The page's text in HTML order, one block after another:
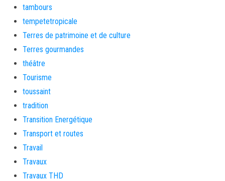
tambours
tempetetropicale
Terres de patrimoine et de culture
Terres gourmandes
théâtre
Tourisme
toussaint
tradition
Transition Energétique
Transport et routes
Travail
Travaux
Travaux THD